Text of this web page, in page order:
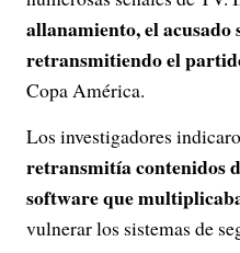
allanamiento, el acusado
retransmitiendo el
Copa América.
Los investigadores
retransmitía contenidos
software que
vulnerar los sistemas de